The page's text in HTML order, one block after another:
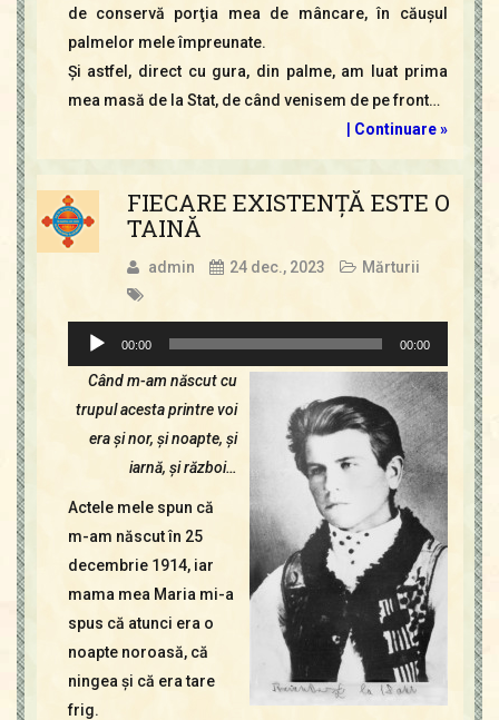
de conservă porţia mea de mâncare, în căuşul
palmelor mele împreunate.
Şi astfel, direct cu gura, din palme, am luat prima
mea masă de la Stat, de când venisem de pe front…
Continuare »
FIECARE EXISTENŢĂ ESTE O
TAINĂ
admin 24 dec., 2023 Mărturii
Player
audio
00:00 00:00
Când m-am născut cu
trupul acesta printre voi
era şi nor, şi noapte, şi
iarnă, şi război…
Actele mele spun că
m-am născut în 25
decembrie 1914, iar
mama mea Maria mi-a
spus că atunci era o
noapte noroasă, că
ningea şi că era tare
frig.